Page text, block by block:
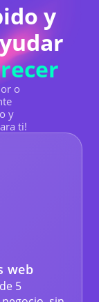
y
o
y
ti!
web
5